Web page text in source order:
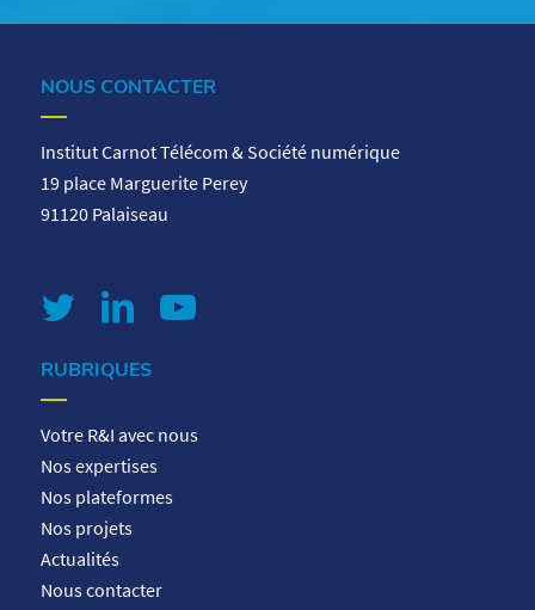
NOUS CONTACTER
Institut Carnot Télécom & Société numérique
19 place Marguerite Perey
91120 Palaiseau
RUBRIQUES
Votre R&I avec nous
Nos expertises
Nos plateformes
Nos projets
Actualités
Nous contacter